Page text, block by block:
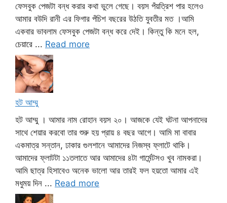
ফেসবুক পেজটা বন্ধ করার কথা ভুলে গেছে। বয়স পঁয়ত্রিশ পার হলেও
আমার বউদি রানী এর ফিগার পঁচিশ বছরের উঠতি যুবতীর মত ।আমি
একবার ভাবলাম ফেসবুক পেজটা বন্ধ করে দেই। কিন্তু কি মনে হল,
চেয়ারে ... Read more
হট আম্মু
হট আম্মু । আমার নাম রোহান বয়স ২০। আজকে যেই ঘটনা আপনাদের
সাথে শেয়ার করবো তার শুরু হয় প্রায় ৪ বছর আগে। আমি মা বাবার
একমাত্র সন্তান, ঢাকার গুলশানে আমাদের নিজস্ব ফ্লাটে থাকি।
আমাদের ফ্লাটটা ১১তলাতে আর আমাদের ৪টা গার্মেন্টসও খুব নামকরা।
আমি ছাত্র হিসাবেও অনেক ভালো আর তারই ফল হয়তো আমার এই
মধুময় দিন ... Read more